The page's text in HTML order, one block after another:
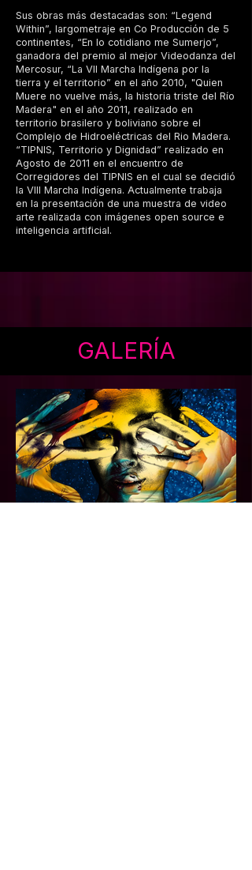
Sus obras más destacadas son: “Legend
Within”, largometraje en Co Producción de 5
continentes, “En lo cotidiano me Sumerjo”,
ganadora del premio al mejor Videodanza del
Mercosur, “La VII Marcha Indígena por la
tierra y el territorio” en el año 2010, "Quien
Muere no vuelve más, la historia triste del Río
Madera" en el año 2011, realizado en
territorio brasilero y boliviano sobre el
Complejo de Hidroeléctricas del Rio Madera.
“TIPNIS, Territorio y Dignidad” realizado en
Agosto de 2011 en el encuentro de
Corregidores del TIPNIS en el cual se decidió
la VIII Marcha Indígena. Actualmente trabaja
en la presentación de una muestra de video
arte realizada con imágenes open source e
inteligencia artificial.
GALERÍA